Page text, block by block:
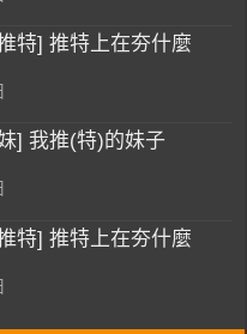
特] 推特上在夯什麼
] 我推(特)的妹子
特] 推特上在夯什麼